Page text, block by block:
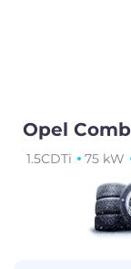
Opel
1.5CDTi 75 kW